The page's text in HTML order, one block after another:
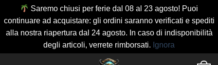
Saremo chiusi per ferie dal 08 al 23 agosto! Puoi
continuare ad acquistare: gli ordini saranno verificati e spediti
alla nostra riapertura dal 24 agosto. In caso di indisponibilità
degli articoli, verrete rimborsati. Ignora